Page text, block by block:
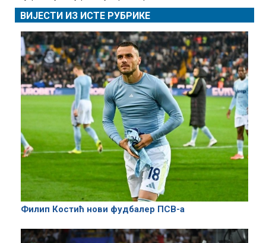
ВИЈЕСТИ ИЗ ИСТЕ РУБРИКЕ
Филип Костић нови фудбалер ПСВ-а